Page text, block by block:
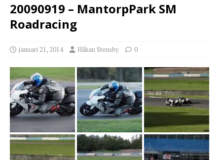
20090919 – MantorpPark SM
Roadracing
januari 21, 2014 Håkan Stensby 0